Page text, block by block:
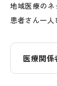
地域医療のネ
患者さん一人
医療関